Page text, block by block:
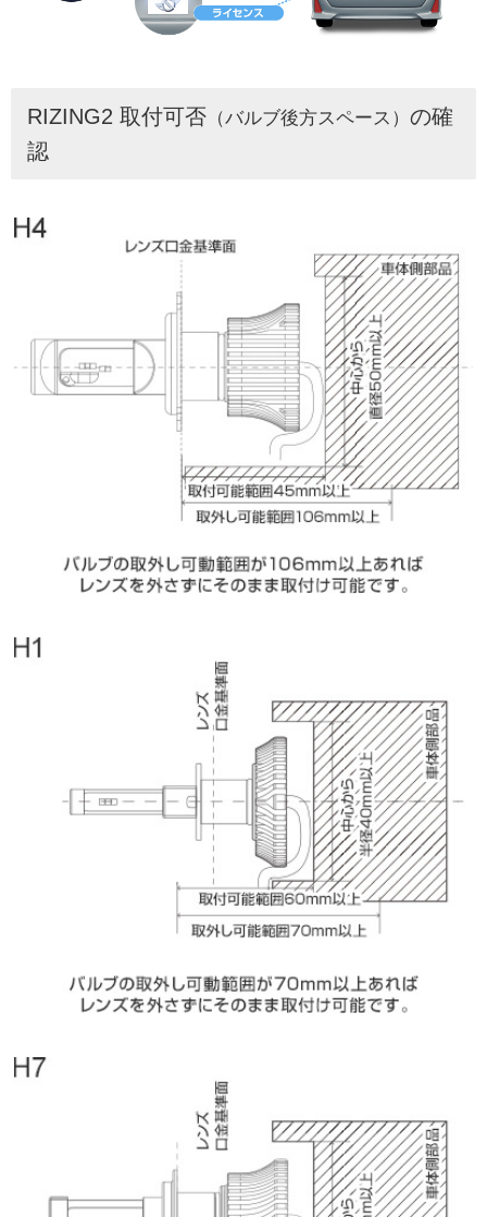
RIZING2 取付可否 （バルブ後方スペース） の確
認